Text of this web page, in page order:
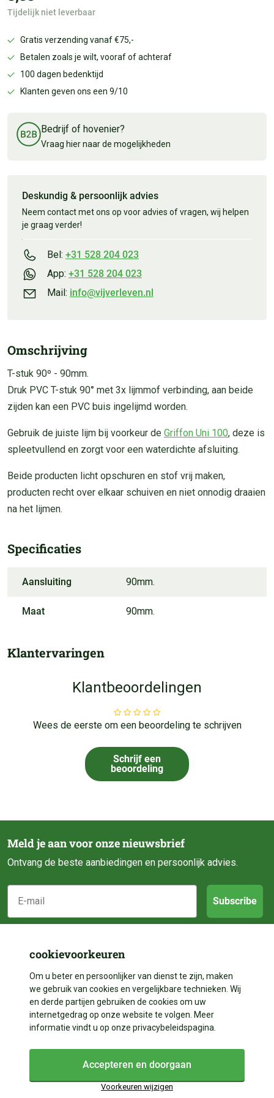
Tijdelijk niet leverbaar
Gratis verzending vanaf €75,-
Betalen zoals je wilt, vooraf of achteraf
100 dagen bedenktijd
Klanten geven ons een 9/10
Bedrijf of hovenier?
Vraag hier naar de mogelijkheden
Deskundig & persoonlijk advies
Neem contact met ons op voor advies of vragen, wij helpen
je graag verder!
Bel: +31 528 204 023
App: +31 528 204 023
Mail: info@vijverleven.nl
Omschrijving
T-stuk 90º - 90mm.
Druk PVC T-stuk 90° met 3x lijmmof verbinding, aan beide
zijden kan een PVC buis ingelijmd worden.
Gebruik de juiste lijm bij voorkeur de Griffon Uni 100, deze is
spleetvullend en zorgt voor een waterdichte afsluiting.
Beide producten licht opschuren en stof vrij maken,
producten recht over elkaar schuiven en niet onnodig draaien
na het lijmen.
Specificaties
Aansluiting 90mm.
Maat 90mm.
Klantervaringen
Klantbeoordelingen
Wees de eerste om een beoordeling te schrijven
Schrijf een
beoordeling
Meld je aan voor onze nieuwsbrief
Ontvang de beste aanbiedingen en persoonlijk advies.
E-mail
Subscribe
Klantenservice
Over ons
Contact
Betalen
Bezorgen
Categorieën
Vijveraanleg
Vijverdecoratie
Vijveronderdelen
Volg ons
+31 528 204 023
+31 528 204 023
cookievoorkeuren
Om u beter en persoonlijker van dienst te zijn, maken
we gebruik van cookies en vergelijkbare technieken. Wij
en derde partijen gebruiken de cookies om uw
internetgedrag op onze website te volgen. Meer
informatie vindt u op onze privacybeleidspagina.
Voorkeuren wijzigen
Accepteren en doorgaan